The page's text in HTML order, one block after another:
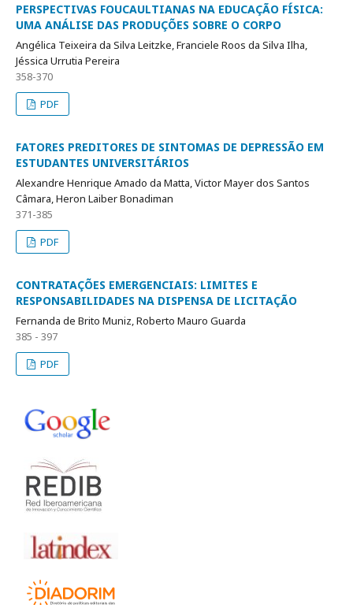
PERSPECTIVAS FOUCAULTIANAS NA EDUCAÇÃO FÍSICA:
UMA ANÁLISE DAS PRODUÇÕES SOBRE O CORPO
Angélica Teixeira da Silva Leitzke, Franciele Roos da Silva Ilha,
Jéssica Urrutia Pereira
358-370
PDF
FATORES PREDITORES DE SINTOMAS DE DEPRESSÃO EM
ESTUDANTES UNIVERSITÁRIOS
Alexandre Henrique Amado da Matta, Victor Mayer dos Santos
Câmara, Heron Laiber Bonadiman
371-385
PDF
CONTRATAÇÕES EMERGENCIAIS: LIMITES E
RESPONSABILIDADES NA DISPENSA DE LICITAÇÃO
Fernanda de Brito Muniz, Roberto Mauro Guarda
385 - 397
PDF